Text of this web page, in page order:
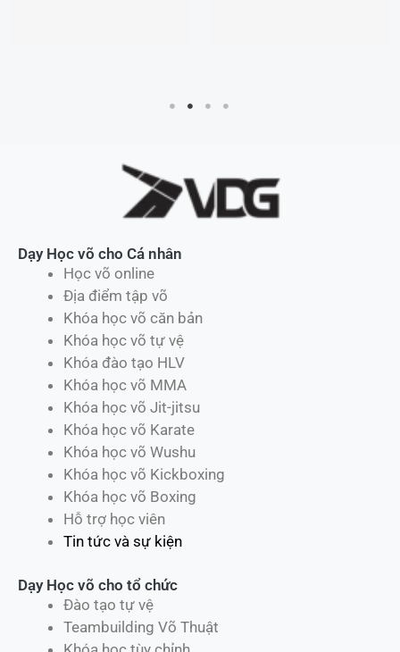
Dạy Học võ cho Cá nhân
Học võ online
Địa điểm tập võ
Khóa học võ căn bản
Khóa học võ tự vệ
Khóa đào tạo HLV
Khóa học võ MMA
Khóa học võ Jit-jitsu
Khóa học võ Karate
Khóa học võ Wushu
Khóa học võ Kickboxing
Khóa học võ Boxing
Hỗ trợ học viên
Tin tức và sự kiện
Dạy Học võ cho tổ chức
Đào tạo tự vệ
Teambuilding Võ Thuật